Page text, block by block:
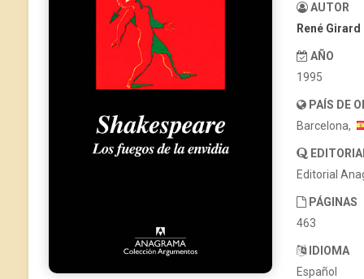
AUTOR
René Girard
AÑO
1995
PAÍS DE
Barcelona,
Editorial
PÁGINAS
463
IDIOMA
Español